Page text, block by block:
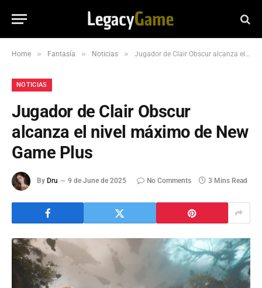
Home » Fantasía » Noticias » Jugador de Clair Obscur alcanza el nivel máximo de New Game Plus
NOTICIAS
Jugador de Clair Obscur
alcanza el nivel máximo de New
Game Plus
By Dru 9 de June de 2025 No Comments 3 Mins Read